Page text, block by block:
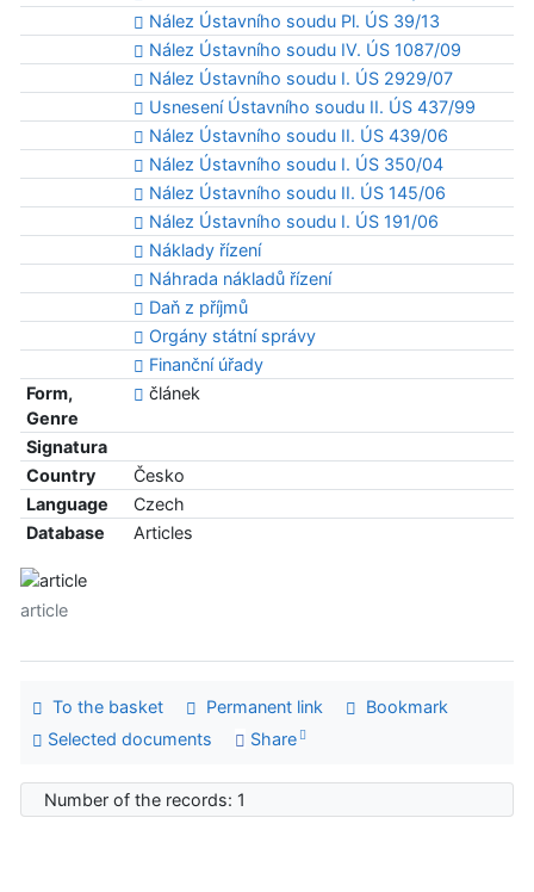
Nález Ústavního soudu Pl. ÚS 39/13
Nález Ústavního soudu IV. ÚS 1087/09
Nález Ústavního soudu I. ÚS 2929/07
Usnesení Ústavního soudu II. ÚS 437/99
Nález Ústavního soudu II. ÚS 439/06
Nález Ústavního soudu I. ÚS 350/04
Nález Ústavního soudu II. ÚS 145/06
Nález Ústavního soudu I. ÚS 191/06
Náklady řízení
Náhrada nákladů řízení
Daň z příjmů
Orgány státní správy
Finanční úřady
Form,
Genre
článek
Signatura
Country
Česko
Language
Czech
Database
Articles
article
To the basket Permanent link
Bookmark
Selected documents
Share
Number of the records: 1